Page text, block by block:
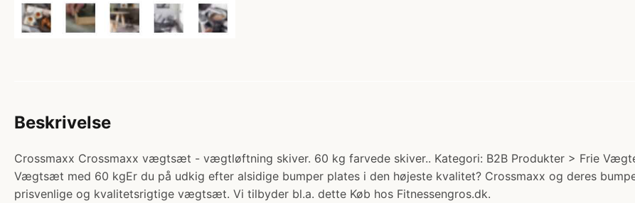
Beskrivelse
Crossmaxx Crossmaxx vægtsæt - vægtløftning skiver. 60 kg farvede skiver.. Kategori: B2B Produkter > Frie
Vægtsæt med 60 kgEr du på udkig efter alsidige bumper plates i den højeste kvalitet? Crossmaxx og deres
prisvenlige og kvalitetsrigtige vægtsæt. Vi tilbyder bl.a. dette Køb hos Fitnessengros.dk.